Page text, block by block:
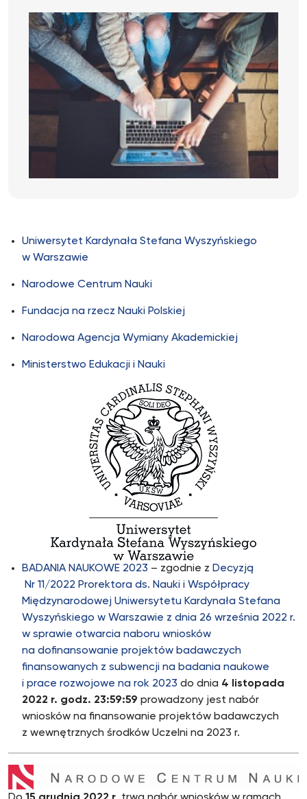
Uniwersytet Kardynała Stefana Wyszyńskiego
w Warszawie
Narodowe Centrum Nauki
Fundacja na rzecz Nauki Polskiej
Narodowa Agencja Wymiany Akademickiej
Ministerstwo Edukacji i Nauki
BADANIA NAUKOWE 2023 – zgodnie z Decyzją
Nr 11/2022 Prorektora ds. Nauki i Współpracy
Międzynarodowej Uniwersytetu Kardynała Stefana
Wyszyńskiego w Warszawie z dnia 26 września 2022 r.
w sprawie otwarcia naboru wniosków
na dofinansowanie projektów badawczych
finansowanych z subwencji na badania naukowe
i prace rozwojowe na rok 2023 do dnia 4 listopada
2022 r. godz. 23:59:59 prowadzony jest nabór
wniosków na finansowanie projektów badawczych
z wewnętrznych środków Uczelni na 2023 r.